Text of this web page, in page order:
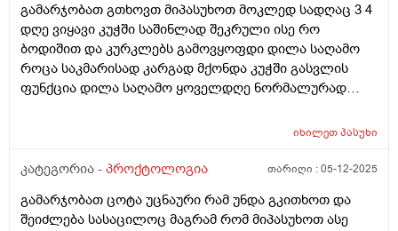
გამარჯობათ გთხოვთ მიპასუხოთ მოკლედ სადღაც 3 4
დღე ვიყავი კუჭში საშინლად შეკრული ისე რო
ბოდიშით და კურკლებს გამოვყოფდი დილა საღამო
როცა საკმარისად კარგად მქონდა კუჭში გასვლის
ფუნქცია დილა საღამო ყოველდღე ნორმალურად
საწინაღმდეგო წამალი დაარ მიშველა შემდეგ დავლიე
და მომიწესრიგა შედარებიით უბრალოდ ის არის რომ
ყავისფერში იყო შერეული და მეორე ყვითელი ..
ნახშირის აბებიარ დამილევია რო შავი ფერი მიეცა და
იხილეთპასუხი
კატეგორია - პროქტოლოგია თარიღი :05-12-2025
გამარჯობათ ცოტა უცნაური რამ უნდა გკითხოთ და
შეიძლება სასაცილოც მაგრამ რომ მიპასუხოთ ასე